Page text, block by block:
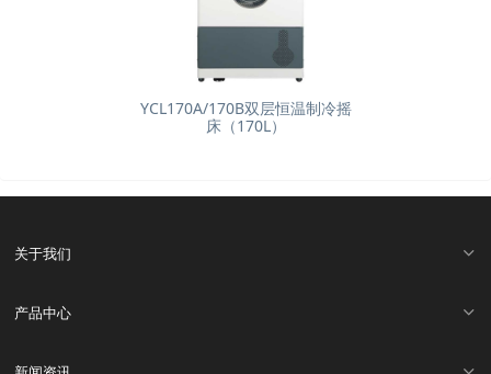
YCL170A/170B双层恒温制冷摇
床（170L）
关于我们
产品中心